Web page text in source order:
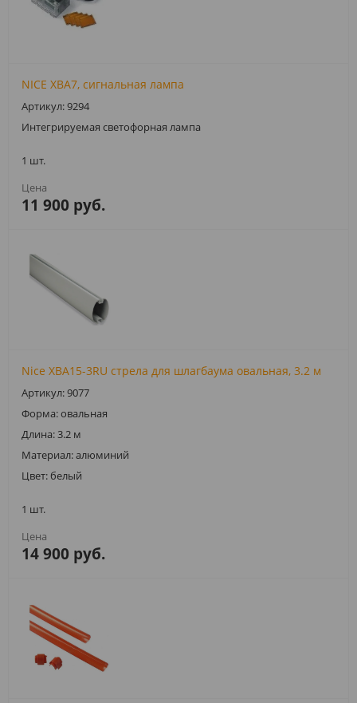
NICE XBA7, сигнальная лампа
Артикул: 9294
Интегрируемая светофорная лампа
1 шт.
11 900 руб.
Nice XBA15-3RU стрела для шлагбаума овальная, 3.2 м
Артикул: 9077
Форма: овальная
Длина: 3.2 м
Материал: алюминий
Цвет: белый
1 шт.
14 900 руб.